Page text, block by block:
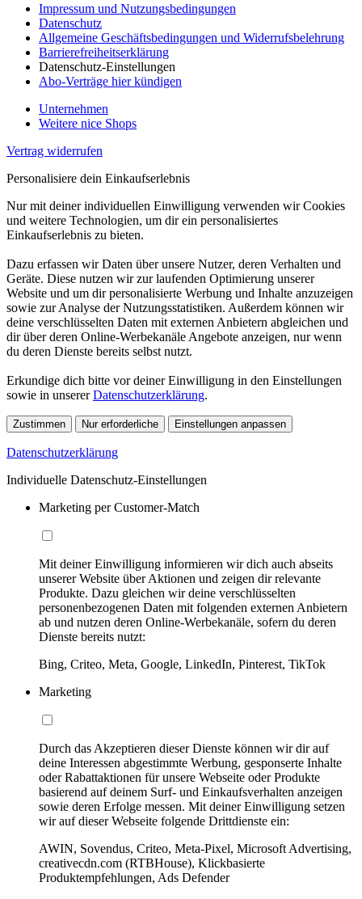
Impressum und Nutzungsbedingungen
Datenschutz
Allgemeine Geschäftsbedingungen und Widerrufsbelehrung
Barrierefreiheitserklärung
Datenschutz-Einstellungen
Abo-Verträge hier kündigen
Unternehmen
Weitere nice Shops
Vertrag widerrufen
Personalisiere dein Einkaufserlebnis
Nur mit deiner individuellen Einwilligung verwenden wir Cookies
und weitere Technologien, um dir ein personalisiertes
Einkaufserlebnis zu bieten.
Dazu erfassen wir Daten über unsere Nutzer, deren Verhalten und
Geräte. Diese nutzen wir zur laufenden Optimierung unserer
Website und um dir personalisierte Werbung und Inhalte anzuzeigen
sowie zur Analyse der Nutzungsstatistiken. Außerdem können wir
deine verschlüsselten Daten mit externen Anbietern abgleichen und
dir über deren Online-Werbekanäle Angebote anzeigen, nur wenn
du deren Dienste bereits selbst nutzt.
Erkundige dich bitte vor deiner Einwilligung in den Einstellungen
sowie in unsererDatenschutzerklärung.
Zustimmen Nur erforderliche Einstellungen anpassen
Datenschutzerklärung
Individuelle Datenschutz-Einstellungen
Marketing per Customer-Match
Mit deiner Einwilligung informieren wir dich auch abseits
unserer Website über Aktionen und zeigen dir relevante
Produkte. Dazu gleichen wir deine verschlüsselten
personenbezogenen Daten mit folgenden externen Anbietern
ab und nutzen deren Online-Werbekanäle, sofern du deren
Dienste bereits nutzt:
Bing, Criteo, Meta, Google, LinkedIn, Pinterest, TikTok
Marketing
Durch das Akzeptieren dieser Dienste können wir dir auf
deine Interessen abgestimmte Werbung, gesponserte Inhalte
oder Rabattaktionen für unsere Webseite oder Produkte
basierend auf deinem Surf- und Einkaufsverhalten anzeigen
sowie deren Erfolge messen. Mit deiner Einwilligung setzen
wir auf dieser Webseite folgende Drittdienste ein:
AWIN, Sovendus, Criteo, Meta-Pixel, Microsoft Advertising,
creativecdn.com (RTBHouse), Klickbasierte
Produktempfehlungen, Ads Defender